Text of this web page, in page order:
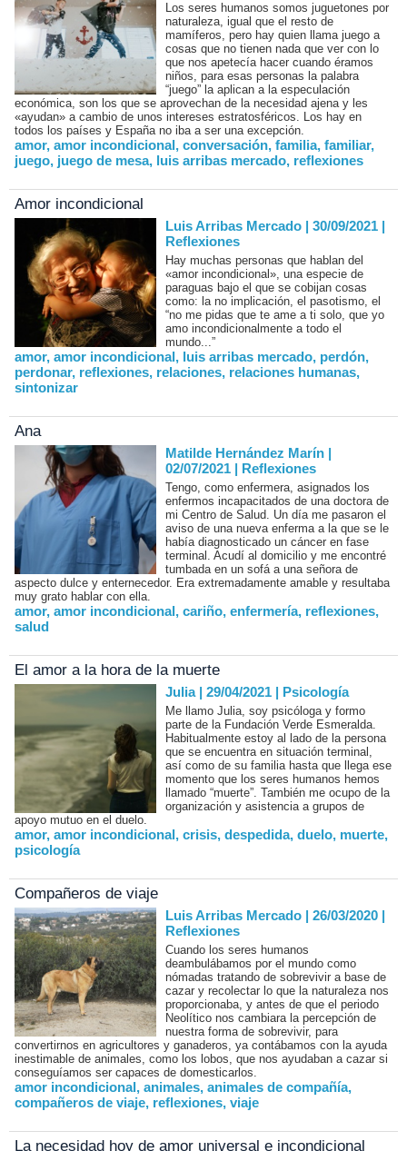
Los seres humanos somos juguetones por
naturaleza, igual que el resto de
mamíferos, pero hay quien llama juego a
cosas que no tienen nada que ver con lo
que nos apetecía hacer cuando éramos
niños, para esas personas la palabra
“juego” la aplican a la especulación
económica, son los que se aprovechan de la necesidad ajena y les
«ayudan» a cambio de unos intereses estratosféricos. Los hay en
todos los países y España no iba a ser una excepción.
amor, amor incondicional, conversación, familia, familiar,
juego, juego de mesa, luis arribas mercado, reflexiones
Amor incondicional
Luis Arribas Mercado | 30/09/2021 |
Reflexiones
Hay muchas personas que hablan del
«amor incondicional», una especie de
paraguas bajo el que se cobijan cosas
como: la no implicación, el pasotismo, el
“no me pidas que te ame a ti solo, que yo
amo incondicionalmente a todo el
mundo...”
amor, amor incondicional, luis arribas mercado, perdón,
perdonar, reflexiones, relaciones, relaciones humanas,
sintonizar
Ana
Matilde Hernández Marín |
02/07/2021 | Reflexiones
Tengo, como enfermera, asignados los
enfermos incapacitados de una doctora de
mi Centro de Salud. Un día me pasaron el
aviso de una nueva enferma a la que se le
había diagnosticado un cáncer en fase
terminal. Acudí al domicilio y me encontré
tumbada en un sofá a una señora de
aspecto dulce y enternecedor. Era extremadamente amable y resultaba
muy grato hablar con ella.
amor, amor incondicional, cariño, enfermería, reflexiones,
salud
El amor a la hora de la muerte
Julia | 29/04/2021 | Psicología
Me llamo Julia, soy psicóloga y formo
parte de la Fundación Verde Esmeralda.
Habitualmente estoy al lado de la persona
que se encuentra en situación terminal,
así como de su familia hasta que llega ese
momento que los seres humanos hemos
llamado “muerte”. También me ocupo de la
organización y asistencia a grupos de
apoyo mutuo en el duelo.
amor, amor incondicional, crisis, despedida, duelo, muerte,
psicología
Compañeros de viaje
Luis Arribas Mercado | 26/03/2020 |
Reflexiones
Cuando los seres humanos
deambulábamos por el mundo como
nómadas tratando de sobrevivir a base de
cazar y recolectar lo que la naturaleza nos
proporcionaba, y antes de que el periodo
Neolítico nos cambiara la percepción de
nuestra forma de sobrevivir, para
convertirnos en agricultores y ganaderos, ya contábamos con la ayuda
inestimable de animales, como los lobos, que nos ayudaban a cazar si
conseguíamos ser capaces de domesticarlos.
amor incondicional, animales, animales de compañía,
compañeros de viaje, reflexiones, viaje
La necesidad hoy de amor universal e incondicional